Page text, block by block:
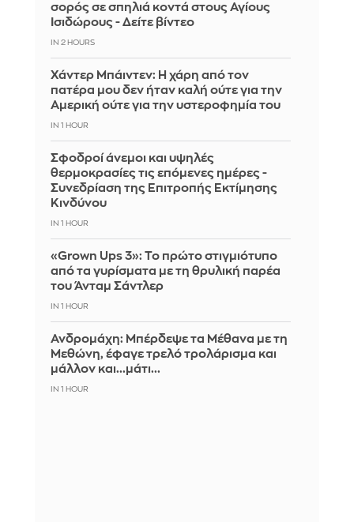
σορός σε σπηλιά κοντά στους Αγίους
Ισιδώρους - Δείτε βίντεο
IN 2 HOURS
Χάντερ Μπάιντεν: Η χάρη από τον
πατέρα μου δεν ήταν καλή ούτε για την
Αμερική ούτε για την υστεροφημία του
IN 1 HOUR
Σφοδροί άνεμοι και υψηλές
θερμοκρασίες τις επόμενες ημέρες -
Συνεδρίαση της Επιτροπής Εκτίμησης
Κινδύνου
IN 1 HOUR
«Grown Ups 3»: Το πρώτο στιγμιότυπο
από τα γυρίσματα με τη θρυλική παρέα
του Άνταμ Σάντλερ
IN 1 HOUR
Ανδρομάχη: Μπέρδεψε τα Μέθανα με τη
Μεθώνη, έφαγε τρελό τρολάρισμα και
μάλλον και...μάτι...
IN 1 HOUR